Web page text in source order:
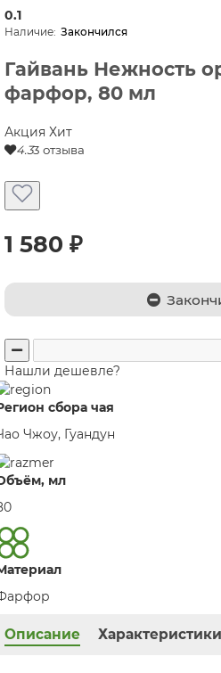
0.1
Закончился
Гайвань Нежность
фарфор, 80 мл
Акция Хит
4.33 отзыва
1 580 ₽
Нашли дешевле?
сбора чая
Чжоу, Гуандун
мл
Описание Характеристики